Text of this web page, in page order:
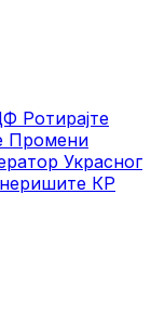
Ротирајте
Промени
Украсног
КР